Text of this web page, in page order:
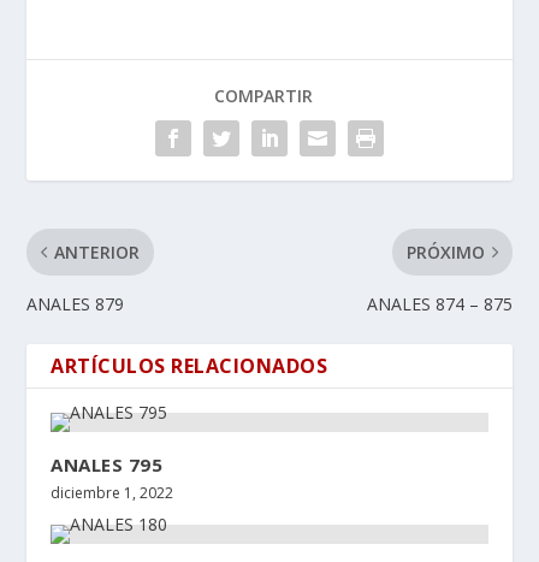
COMPARTIR
ANTERIOR
ANALES 879
PRÓXIMO
ANALES 874 – 875
ARTÍCULOS RELACIONADOS
ANALES 795
diciembre 1, 2022